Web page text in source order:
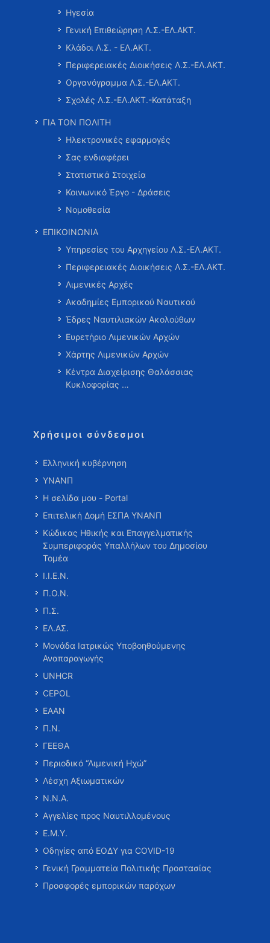
Ηγεσία
Γενική Επιθεώρηση Λ.Σ.-ΕΛ.ΑΚΤ.
Κλάδοι Λ.Σ. - ΕΛ.ΑΚΤ.
Περιφερειακές Διοικήσεις Λ.Σ.-ΕΛ.ΑΚΤ.
Οργανόγραμμα Λ.Σ.-ΕΛ.ΑΚΤ.
Σχολές Λ.Σ.-ΕΛ.ΑΚΤ.-Κατάταξη
ΓΙΑ ΤΟΝ ΠΟΛΙΤΗ
Ηλεκτρονικές εφαρμογές
Σας ενδιαφέρει
Στατιστικά Στοιχεία
Κοινωνικό Έργο - Δράσεις
Νομοθεσία
ΕΠΙΚΟΙΝΩΝΙΑ
Υπηρεσίες του Αρχηγείου Λ.Σ.-ΕΛ.ΑΚΤ.
Περιφερειακές Διοικήσεις Λ.Σ.-ΕΛ.ΑΚΤ.
Λιμενικές Αρχές
Ακαδημίες Εμπορικού Ναυτικού
Έδρες Ναυτιλιακών Ακολούθων
Ευρετήριο Λιμενικών Αρχών
Χάρτης Λιμενικών Αρχών
Κέντρα Διαχείρισης Θαλάσσιας
Κυκλοφορίας …
Χρήσιμοι σύνδεσμοι
Ελληνική κυβέρνηση
ΥΝΑΝΠ
Η σελίδα μου - Portal
Επιτελική Δομή ΕΣΠΑ ΥΝΑΝΠ
Κώδικας Ηθικής και Επαγγελματικής
Συμπεριφοράς Υπαλλήλων του Δημοσίου
Τομέα
Ι.Ι.Ε.Ν.
Π.Ο.Ν.
Π.Σ.
ΕΛ.ΑΣ.
Μονάδα Ιατρικώς Υποβοηθούμενης
Αναπαραγωγής
UNHCR
CEPOL
ΕΑΑΝ
Π.Ν.
ΓΕΕΘΑ
Περιοδικό “Λιμενική Ηχώ”
Λέσχη Αξιωματικών
Ν.Ν.Α.
Αγγελίες προς Ναυτιλλομένους
Ε.Μ.Υ.
Οδηγίες από ΕΟΔΥ για COVID-19
Γενική Γραμματεία Πολιτικής Προστασίας
Προσφορές εμπορικών παρόχων